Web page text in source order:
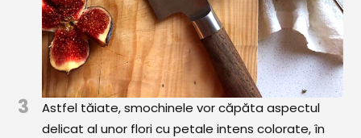
3
Astfel tăiate, smochinele vor căpăta aspectul
delicat al unor flori cu petale intens colorate, în